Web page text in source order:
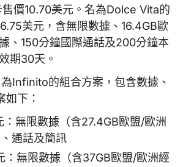
價10.70美元。名為Dolce Vita的
美元，含無限數據、16.4GB歐
、150分鐘國際通話及200分鐘本
期30天。
Infinito的組合方案，包含數據、
如下：
：無限數據（含27.4GB歐盟/歐洲
通話及簡訊
：無限數據（含37GB歐盟/歐洲經